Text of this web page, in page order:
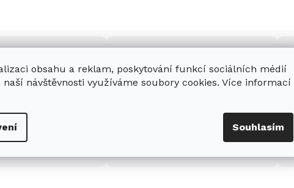
obsahu a reklam, poskytování funkcí sociálních médií
naší návštěvnosti využíváme soubory cookies. Více informací
Souhlasím
jednoduše u
domácích spotřebičů Miele se